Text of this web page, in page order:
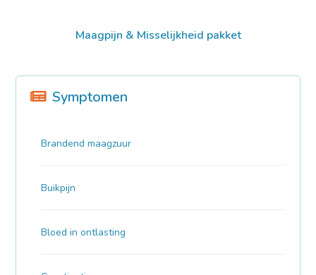
Maagpijn & Misselijkheid pakket
Symptomen
Brandend maagzuur
Buikpijn
Bloed in ontlasting